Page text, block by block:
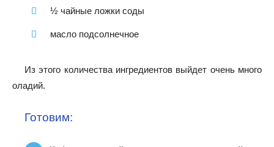
½ чайные ложки соды
масло подсолнечное
Из этого количества ингредиентов выйдет очень много
оладий.
Готовим: